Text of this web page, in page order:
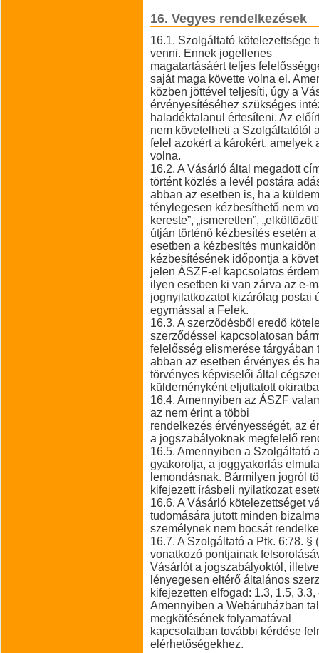
16. Vegyes rendelkezések
16.1. Szolgáltató kötelezettsége
venni. Ennek jogellenes
magatartásáért teljes
saját maga követte volna el.
közben jöttével teljesíti, úgy a
érvényesítéséhez szükséges
haladéktalanul értesíteni. Az
nem követelheti a Szolgáltatótól
felel azokért a károkért, amelyek
volna.
16.2. A Vásárló által megadott
történt közlés a levél postára
abban az esetben is, ha a
ténylegesen kézbesíthető nem
kereste”, „ismeretlen”,
útján történő kézbesítés esetén
esetben a kézbesítés
kézbesítésének időpontja a
jelen ÁSZF-el kapcsolatos
ilyen esetben ki van zárva az e-
jognyilatkozatot kizárólag postai
egymással a Felek.
16.3. A szerződésből eredő
szerződéssel kapcsolatosan
felelősség elismerése
abban az esetben érvényes és
törvényes képviselői által
küldeményként eljuttatott
16.4. Amennyiben az ÁSZF
az nem érint a többi
rendelkezés érvényességét, az
a jogszabályoknak megfelelő
16.5. Amennyiben a Szolgáltató
gyakorolja, a joggyakorlás
lemondásnak. Bármilyen jogról
kifejezett írásbeli nyilatkozat
16.6. A Vásárló kötelezettséget
tudomására jutott minden
személynek nem bocsát
16.7. A Szolgáltató a Ptk. 6:78.
vonatkozó pontjainak
Vásárlót a jogszabályoktól,
lényegesen eltérő általános
kifejezetten elfogad: 1.3, 1.5,
Amennyiben a Webáruházban
megkötésének folyamatával
kapcsolatban további kérdése
elérhetőségekhez.